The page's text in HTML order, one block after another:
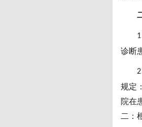
1
诊断
2
规定
院在
二：